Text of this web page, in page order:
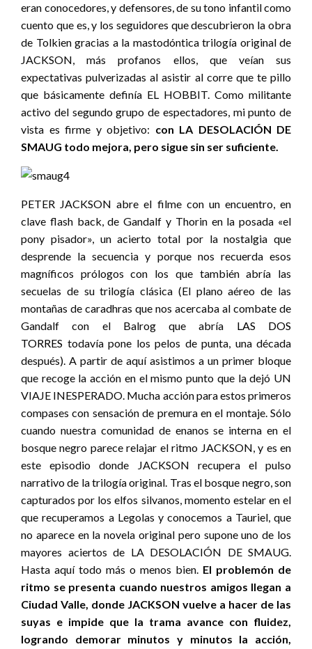
eran conocedores, y defensores, de su tono infantil como
cuento que es, y los seguidores que descubrieron la obra
de Tolkien gracias a la mastodóntica trilogía original de
JACKSON, más profanos ellos, que veían sus
expectativas pulverizadas al asistir al corre que te pillo
que básicamente definía EL HOBBIT. Como militante
activo del segundo grupo de espectadores, mi punto de
vista es firme y objetivo: con LA DESOLACIÓN DE
SMAUG todo mejora, pero sigue sin ser suficiente.
PETER JACKSON abre el filme con un encuentro, en
clave flash back, de Gandalf y Thorin en la posada «el
pony pisador», un acierto total por la nostalgia que
desprende la secuencia y porque nos recuerda esos
magníficos prólogos con los que también abría las
secuelas de su trilogía clásica (El plano aéreo de las
montañas de caradhras que nos acercaba al combate de
Gandalf con el Balrog que abría LAS DOS
TORRES todavía pone los pelos de punta, una década
después). A partir de aquí asistimos a un primer bloque
que recoge la acción en el mismo punto que la dejó UN
VIAJE INESPERADO. Mucha acción para estos primeros
compases con sensación de premura en el montaje. Sólo
cuando nuestra comunidad de enanos se interna en el
bosque negro parece relajar el ritmo JACKSON, y es en
este episodio donde JACKSON recupera el pulso
narrativo de la trilogía original. Tras el bosque negro, son
capturados por los elfos silvanos, momento estelar en el
que recuperamos a Legolas y conocemos a Tauriel, que
no aparece en la novela original pero supone uno de los
mayores aciertos de LA DESOLACIÓN DE SMAUG.
Hasta aquí todo más o menos bien. El problemón de
ritmo se presenta cuando nuestros amigos llegan a
Ciudad Valle, donde JACKSON vuelve a hacer de las
suyas e impide que la trama avance con fluidez,
logrando demorar minutos y minutos la acción,